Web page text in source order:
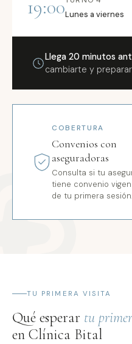
19:00Lunes a viernes
Llega 20 minutos
cambiarte y
COBERTURA
Convenios con
aseguradoras
Consulta si tu
tiene convenio
de tu primera sesión.
TU PRIMERA VISITA
Qué esperar tu
en Clínica Bital